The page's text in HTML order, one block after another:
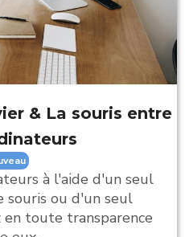
& La souris entre
à l'aide d'un seul
souris ou d'un seul
toute transparence